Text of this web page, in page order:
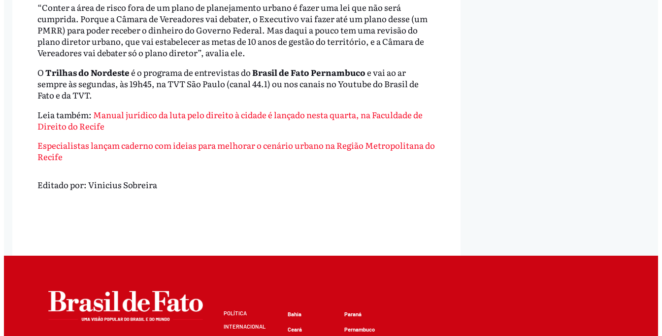
“Conter a área de risco fora de um plano de planejamento urbano é fazer uma lei que não será
cumprida. Porque a Câmara de Vereadores vai debater, o Executivo vai fazer até um plano desse (um
PMRR) para poder receber o dinheiro do Governo Federal. Mas daqui a pouco tem uma revisão do
plano diretor urbano, que vai estabelecer as metas de 10 anos de gestão do território, e a Câmara de
Vereadores vai debater só o plano diretor”, avalia ele.
OTrilhas do Nordesteé o programa de entrevistas doBrasil de Fato Pernambucoe vai ao ar
sempre às segundas, às 19h45, na TVT São Paulo (canal 44.1) ou nos canais no Youtube do Brasil de
Fato e da TVT.
Leia também: Manual jurídico da luta pelo direito à cidade é lançado nesta quarta, na Faculdade de
Direito do Recife
Especialistas lançam caderno com ideias para melhorar o cenário urbano na Região Metropolitana do
Recife
Editado por: Vinicius Sobreira
POLÍTICA
INTERNACIONAL
Bahia
Ceará
Paraná
Pernambuco